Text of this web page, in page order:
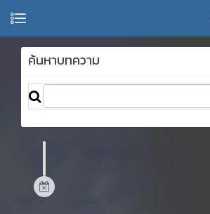
ค้นหาบทความ